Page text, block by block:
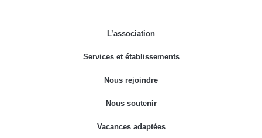
L’association
Services et établissements
Nous rejoindre
Nous soutenir
Vacances adaptées